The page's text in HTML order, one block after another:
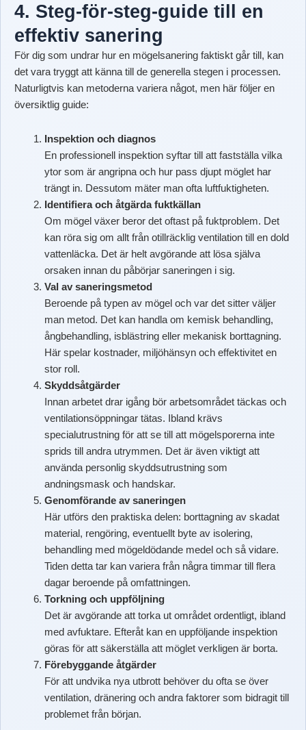
4. Steg-för-steg-guide till en
effektiv sanering
För dig som undrar hur en mögelsanering faktiskt går till, kan
det vara tryggt att känna till de generella stegen i processen.
Naturligtvis kan metoderna variera något, men här följer en
översiktlig guide:
Inspektion och diagnos
En professionell inspektion syftar till att fastställa vilka
ytor som är angripna och hur pass djupt möglet har
trängt in. Dessutom mäter man ofta luftfuktigheten.
Identifiera och åtgärda fuktkällan
Om mögel växer beror det oftast på fuktproblem. Det
kan röra sig om allt från otillräcklig ventilation till en dold
vattenläcka. Det är helt avgörande att lösa själva
orsaken innan du påbörjar saneringen i sig.
Val av saneringsmetod
Beroende på typen av mögel och var det sitter väljer
man metod. Det kan handla om kemisk behandling,
ångbehandling, isblästring eller mekanisk borttagning.
Här spelar kostnader, miljöhänsyn och effektivitet en
stor roll.
Skyddsåtgärder
Innan arbetet drar igång bör arbetsområdet täckas och
ventilationsöppningar tätas. Ibland krävs
specialutrustning för att se till att mögelsporerna inte
sprids till andra utrymmen. Det är även viktigt att
använda personlig skyddsutrustning som
andningsmask och handskar.
Genomförande av saneringen
Här utförs den praktiska delen: borttagning av skadat
material, rengöring, eventuellt byte av isolering,
behandling med mögeldödande medel och så vidare.
Tiden detta tar kan variera från några timmar till flera
dagar beroende på omfattningen.
Torkning och uppföljning
Det är avgörande att torka ut området ordentligt, ibland
med avfuktare. Efteråt kan en uppföljande inspektion
göras för att säkerställa att möglet verkligen är borta.
Förebyggande åtgärder
För att undvika nya utbrott behöver du ofta se över
ventilation, dränering och andra faktorer som bidragit till
problemet från början.